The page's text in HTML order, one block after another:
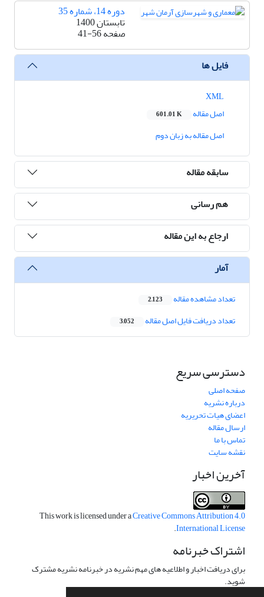
دوره 14، شماره 35
تابستان 1400
صفحه41-56
فایل ها
اصل مقاله
601.01 K
اصل مقاله به زبان دوم
سابقه مقاله
هم رسانی
ارجاع به این مقاله
آمار
تعداد مشاهده مقاله 2,123
تعداد دریافت فایل اصل مقاله 3,052
دسترسی سریع
صفحه اصلی
درباره نشریه
اعضای هیات تحریریه
ارسال مقاله
تماس با ما
نقشه سایت
آخرین اخبار
This work is licensed under aCreative Commons Attribution 4.0
International License
.
اشتراک خبرنامه
برای دریافت اخبار و اطلاعیه های مهم نشریه در خبرنامه نشریه مشترک
شوید.